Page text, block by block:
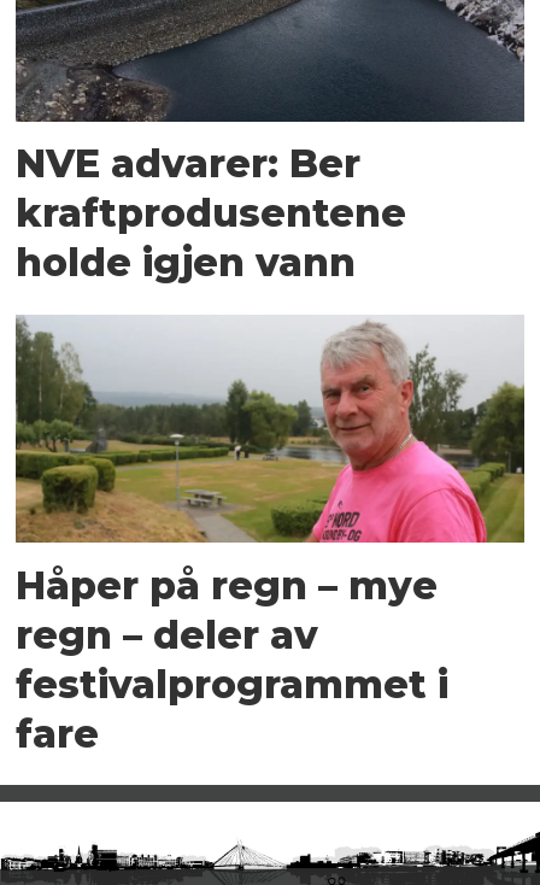
NVE advarer: Ber
kraftprodusentene
holde igjen vann
Håper på regn – mye
regn – deler av
festivalprogrammet i
fare